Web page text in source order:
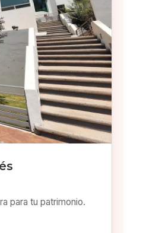
para tu patrimonio.